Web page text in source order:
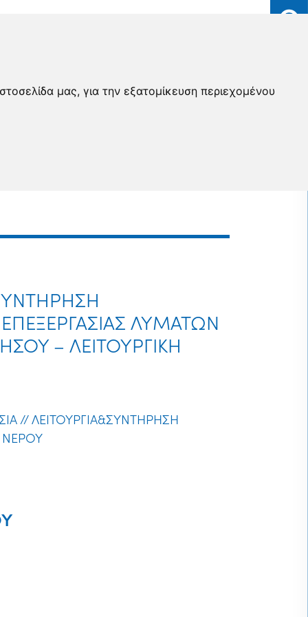
μας, για την εξατομίκευση περιεχομένου
ΛΥΜΑΤΩΝ
– ΛΕΙΤΟΥΡΓΙΚΗ
//ΛΕΙΤΟΥΡΓΙΑ&ΣΥΝΤΗΡΗΣΗ
ΝΕΡΟΥ